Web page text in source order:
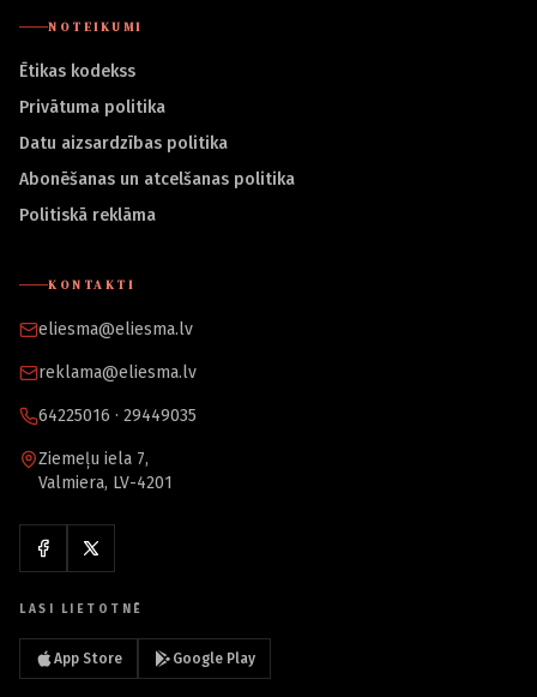
NOTEIKUMI
Ētikas kodekss
Privātuma politika
Datu aizsardzības politika
Abonēšanas un atcelšanas politika
Politiskā reklāma
KONTAKTI
eliesma@eliesma.lv
reklama@eliesma.lv
64225016 · 29449035
Ziemeļu iela 7,
Valmiera, LV-4201
LASI LIETOTNĒ
App Store Google Play